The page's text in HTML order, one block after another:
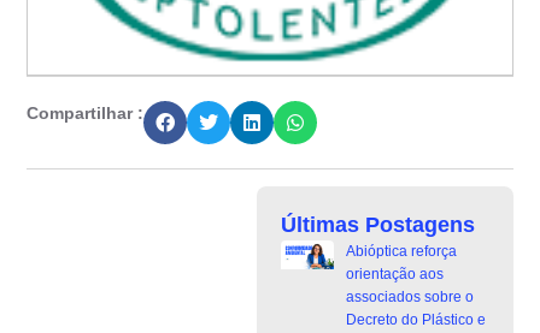
Compartilhar :
Últimas Postagens
Abióptica reforça
orientação aos
associados sobre o
Decreto do Plástico e